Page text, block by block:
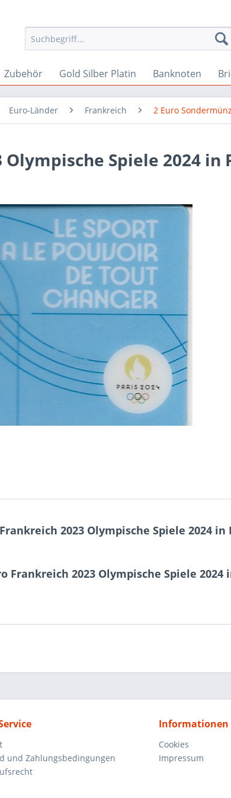
Zubehör Gold Silber Platin Banknoten
Euro-Länder Frankreich 2 Euro
Olympische Spiele 2024 in
2023 Olympische Spiele 2024 in
Frankreich 2023 Olympische Spiele 2024
und Zahlungsbedingungen
Informationen
Cookies
Impressum